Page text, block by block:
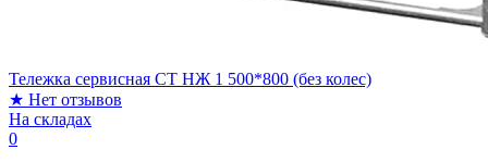
Тележка сервисная СТ НЖ 1 500*800 (без колес)
★ Нет отзывов
На складах
0